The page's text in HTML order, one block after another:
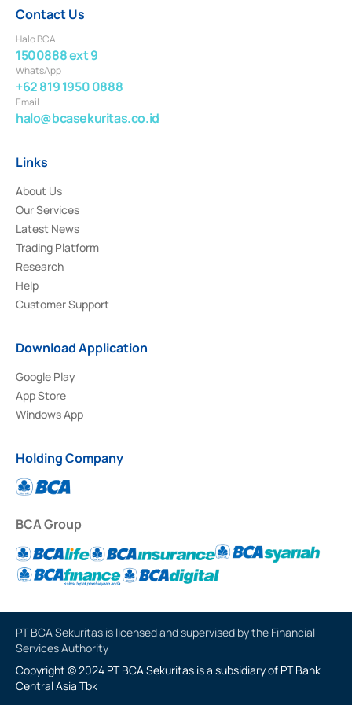
Contact Us
Halo BCA
1500888 ext 9
WhatsApp
+62 819 1950 0888
Email
halo@bcasekuritas.co.id
Links
About Us
Our Services
Latest News
Trading Platform
Research
Help
Customer Support
Download Application
Google Play
App Store
Windows App
Holding Company
BCA Group
PT BCA Sekuritas is licensed and supervised by the Financial
Services Authority
Copyright © 2024 PT BCA Sekuritas is a subsidiary of PT Bank
Central Asia Tbk